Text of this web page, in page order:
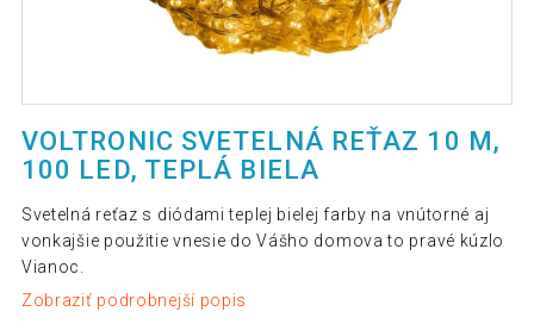
VOLTRONIC SVETELNÁ REŤAZ 10 M,
100 LED, TEPLÁ BIELA
Svetelná reťaz s diódami teplej bielej farby na vnútorné aj
vonkajšie použitie vnesie do Vášho domova to pravé kúzlo
Vianoc.
Zobraziť podrobnejší popis